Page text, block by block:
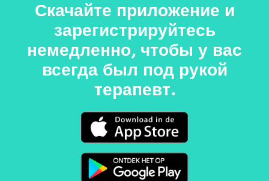
Скачайте приложение и
зарегистрируйтесь
немедленно, чтобы у вас
всегда был под рукой
терапевт.